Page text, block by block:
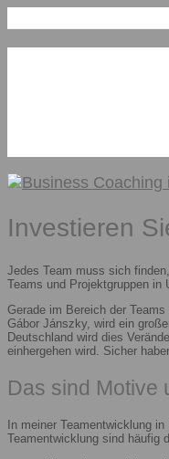
Investieren
Jedes Team muss sich
Teams und Projektgruppen in
Gerade im Bereich der
Gábor Jánszky, wird ein
Deutschland wird dies
einhergehen wird. Sicher
Das sind Motive
In meiner Teamentwicklung
Teamentwicklung sind häufig